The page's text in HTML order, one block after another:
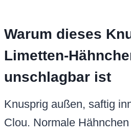
Warum dieses
Limetten-
unschlagbar ist
Knusprig außen, saftig
Clou. Normale